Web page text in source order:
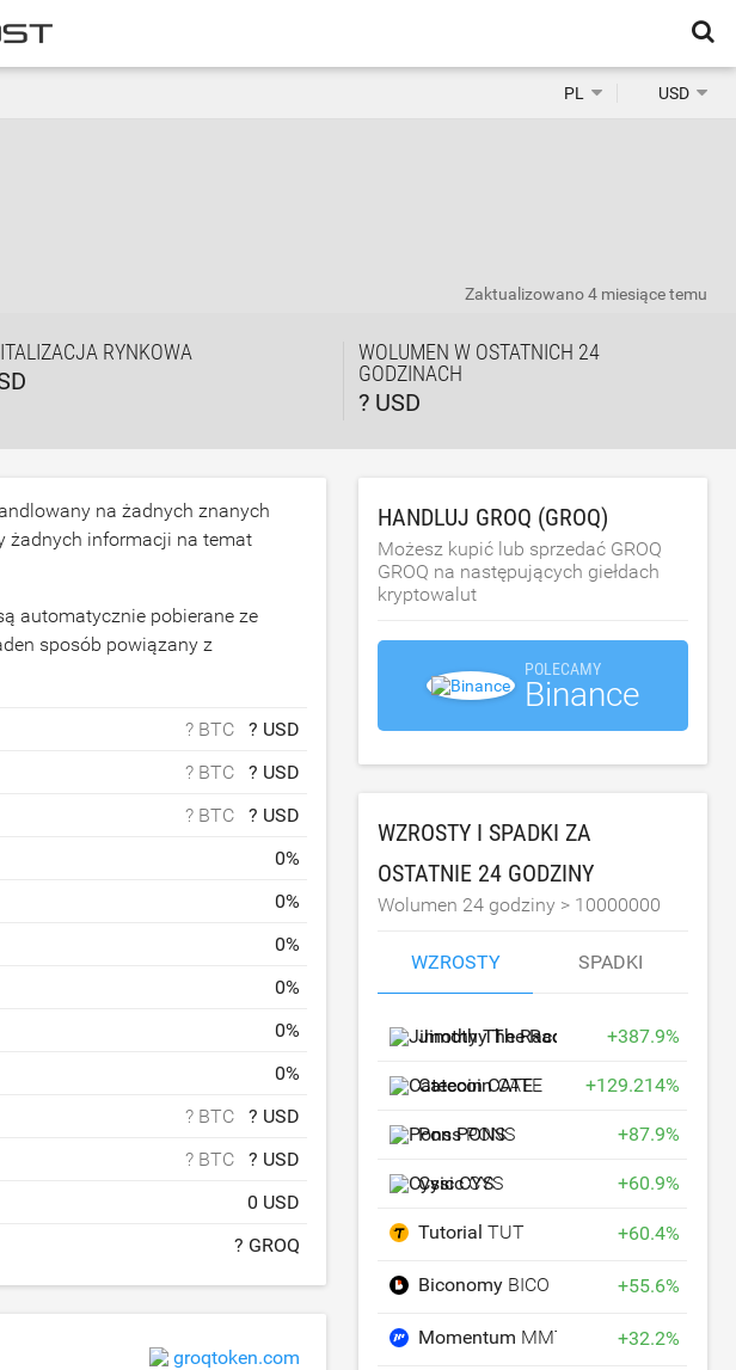
PL USD
RYNKOWA
WOLUMEN W OSTATNICH 24
GODZINACH
? USD
Zaktualizowano4 miesiące temu
na żadnych znanych
żadnych informacji na temat
automatycznie pobierane ze
sposób powiązany z
? BTC
? USD
? BTC
? USD
? BTC
? USD
0%
0%
0%
0%
0%
0%
? BTC
? USD
? BTC
? USD
0 USD
? GROQ
groqtoken.com
HANDLUJ GROQ (GROQ)
Możesz kupić lub sprzedać GROQ
GROQ na następujących giełdach
kryptowalut
POLECAMY
Binance
WZROSTY I SPADKI ZA
OSTATNIE 24 GODZINY
Wolumen 24 godziny > 10000000
WZROSTY SPADKI
Jimothy The RaccoonJIMOTHY
+387.9%
CatecoinCATE +129.214%
PonsPONS +87.9%
CysicCYS +60.9%
TutorialTUT +60.4%
Biconomy BICO +55.6%
Momentum MMT +32.2%